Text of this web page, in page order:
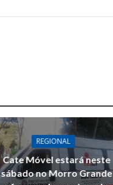
REGIONAL
Cate Móvel estará neste
sábado no Morro Grande